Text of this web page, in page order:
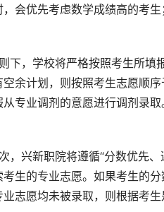
会优先考虑数学成绩高的考
下，学校将严格按照考生所填
余计划，则按照考生志愿顺
专业调剂的意愿进行调剂录
，兴新职院将遵循“分数优先
生的专业志愿。如果考生的
志愿均未被录取，则根据考